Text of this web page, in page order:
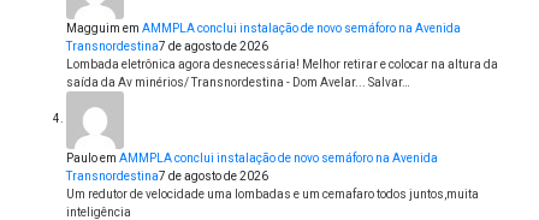
Magguim em AMMPLA conclui instalação de novo semáforo na Avenida
Transnordestina7 de agosto de 2026
Lombada eletrônica agora desnecessária! Melhor retirar e colocar na altura da
saída da Av minérios/ Transnordestina - Dom Avelar... Salvar…
Pauloem AMMPLA conclui instalação de novo semáforo na Avenida
Transnordestina7 de agosto de 2026
Um redutor de velocidade uma lombadas e um cemafaro todos juntos,muita
inteligência